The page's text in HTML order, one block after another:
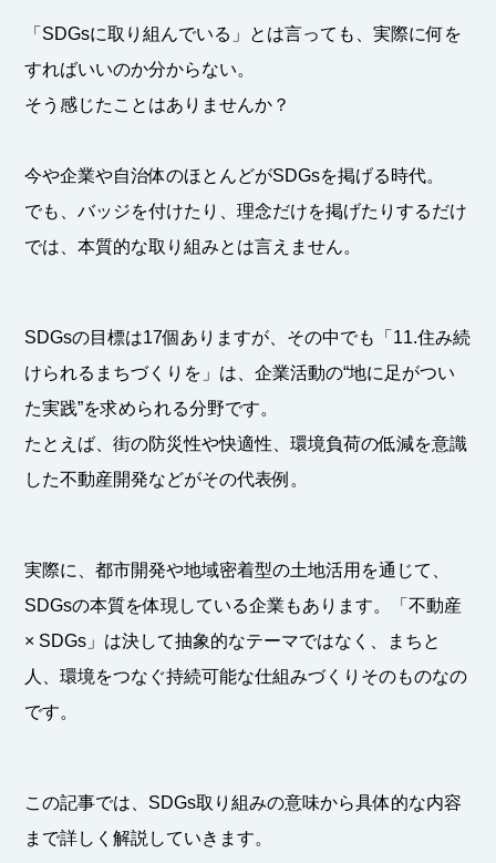
「SDGsに取り組んでいる」とは言っても、実際に何を
すればいいのか分からない。
そう感じたことはありませんか？
今や企業や自治体のほとんどがSDGsを掲げる時代。
でも、バッジを付けたり、理念だけを掲げたりするだけ
では、本質的な取り組みとは言えません。
SDGsの目標は17個ありますが、その中でも「11.住み続
けられるまちづくりを」は、企業活動の“地に足がつい
た実践”を求められる分野です。
たとえば、街の防災性や快適性、環境負荷の低減を意識
した不動産開発などがその代表例。
実際に、都市開発や地域密着型の土地活用を通じて、
SDGsの本質を体現している企業もあります。「不動産
× SDGs」は決して抽象的なテーマではなく、まちと
人、環境をつなぐ持続可能な仕組みづくりそのものなの
です。
この記事では、SDGs取り組みの意味から具体的な内容
まで詳しく解説していきます。